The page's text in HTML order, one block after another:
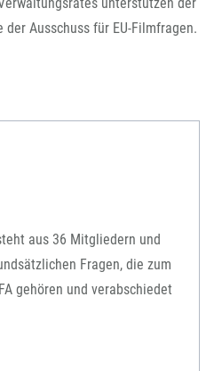
Ausschuss für EU-Filmfragen.
aus 36 Mitgliedern und
Fragen, die zum
gehören und verabschiedet